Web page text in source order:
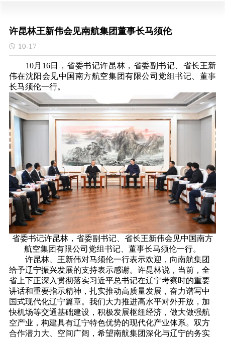
许昆林王新伟会见南航集团董事长马须伦
10-17
10月16日，省委书记许昆林，省委副书记、省长王新
伟在沈阳会见中国南方航空集团有限公司党组书记、董事
长马须伦一行。
省委书记许昆林，省委副书记、省长王新伟会见中国南方
航空集团有限公司党组书记、董事长马须伦一行。
许昆林、王新伟对马须伦一行表示欢迎，向南航集团
给予辽宁振兴发展的支持表示感谢。许昆林说，当前，全
省上下正深入贯彻落实习近平总书记在辽宁考察时的重要
讲话和重要指示精神，扎实推动高质量发展，奋力谱写中
国式现代化辽宁篇章。我们大力推进高水平对外开放，加
快机场等交通基础建设，积极发展枢纽经济，做大做强航
空产业，构建具有辽宁特色优势的现代化产业体系。双方
合作潜力大、空间广阔，希望南航集团深化与辽宁的务实